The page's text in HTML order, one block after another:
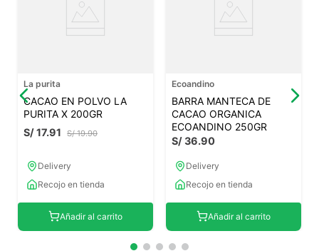
La purita
CACAO EN POLVO LA
PURITA X 200GR
S/ 19.90
S/17.91
Delivery
Recojo en tienda
Añadir al carrito
Ecoandino
BARRA MANTECA DE
CACAO ORGANICA
ECOANDINO 250GR
S/36.90
Delivery
Recojo en tienda
Añadir al carrito